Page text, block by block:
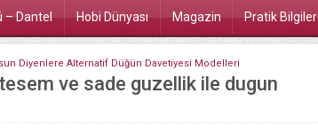
– Dantel Hobi Dünyası Magazin Pratik Bilgiler
Diyenlere Alternatif Düğün Davetiyesi Modelleri
ve sade guzellik ile dugun